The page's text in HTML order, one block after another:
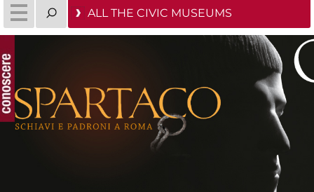
ALL THE CIVIC MUSEUMS